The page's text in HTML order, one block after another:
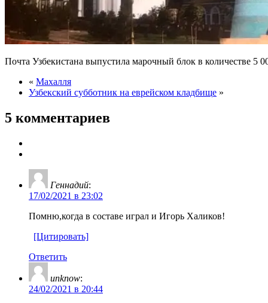
Почта Узбекистана выпустила марочный блок в количестве 5
« Махалля
Узбекский субботник на еврейском кладбище »
5 комментариев
Геннадий:
17/02/2021 в 23:02
Помню,когда в составе играл и Игорь Халиков!
[Цитировать]
Ответить
unknow:
24/02/2021 в 20:44